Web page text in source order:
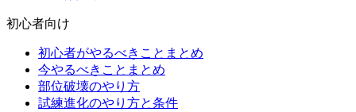
初心者向け
初心者がやるべきことまとめ
今やるべきことまとめ
部位破壊のやり方
試練進化のやり方と条件